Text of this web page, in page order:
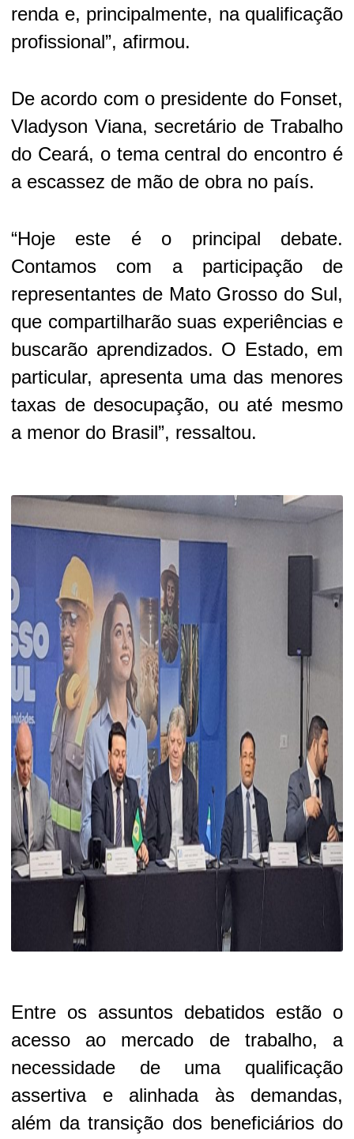
renda e, principalmente, na qualificação
profissional”, afirmou.
De acordo com o presidente do Fonset,
Vladyson Viana, secretário de Trabalho
do Ceará, o tema central do encontro é
a escassez de mão de obra no país.
“Hoje este é o principal debate.
Contamos com a participação de
representantes de Mato Grosso do Sul,
que compartilharão suas experiências e
buscarão aprendizados. O Estado, em
particular, apresenta uma das menores
taxas de desocupação, ou até mesmo
a menor do Brasil”, ressaltou.
Entre os assuntos debatidos estão o
acesso ao mercado de trabalho, a
necessidade de uma qualificação
assertiva e alinhada às demandas,
além da transição dos beneficiários do